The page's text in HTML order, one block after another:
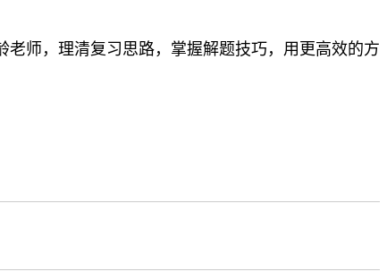
师，理清复习思路，掌握解题技巧，用更高效的方